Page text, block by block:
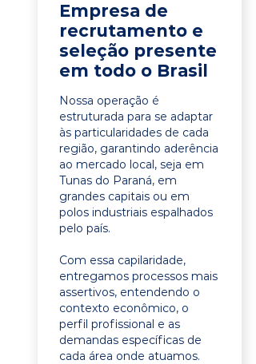
Empresa de
recrutamento e
seleção presente
em todo o Brasil
Nossa operação é
estruturada para se adaptar
às particularidades de cada
região, garantindo aderência
ao mercado local, seja em
Tunas do Paraná, em
grandes capitais ou em
polos industriais espalhados
pelo país.
Com essa capilaridade,
entregamos processos mais
assertivos, entendendo o
contexto econômico, o
perfil profissional e as
demandas específicas de
cada área onde atuamos.